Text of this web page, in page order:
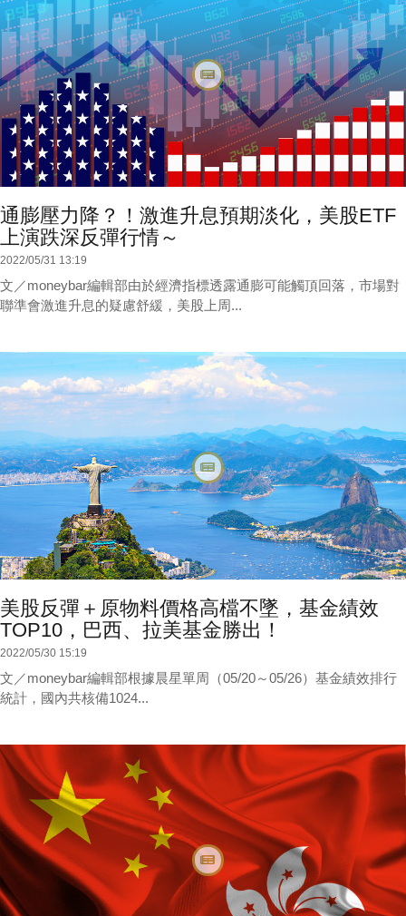
通膨壓力降？！激進升息預期淡化，美股ETF
上演跌深反彈行情～
2022/05/31 13:19
文／moneybar編輯部由於經濟指標透露通膨可能觸頂回落，市場對
聯準會激進升息的疑慮舒緩，美股上周...
美股反彈＋原物料價格高檔不墜，基金績效
TOP10，巴西、拉美基金勝出！
2022/05/30 15:19
文／moneybar編輯部根據晨星單周（05/20～05/26）基金績效排行
統計，國內共核備1024...